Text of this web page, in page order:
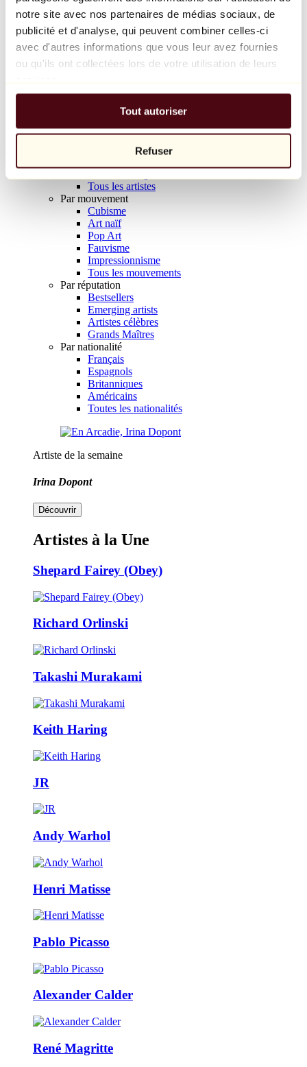
notre site avec nos partenaires de médias sociaux, de
publicité et d'analyse, qui peuvent combiner celles-ci
avec d'autres informations que vous leur avez fournies
ou qu'ils ont collectées lors de votre utilisation de leurs
Tout autoriser
Refuser
Balloon Dog (Orange)
Jeff Koons
10 000 €
Parcourir
Tous les sculpteurs
Tous les photographes
Tous les artistes
Par mouvement
Cubisme
Art naïf
Pop Art
Fauvisme
Impressionnisme
Tous les mouvements
Par réputation
Bestsellers
Emerging artists
Artistes célèbres
Grands Maîtres
Par nationalité
Français
Espagnols
Britanniques
Américains
Toutes les nationalités
Artiste de la semaine
Irina Dopont
Découvrir
Artistes à la Une
Shepard Fairey (Obey)
Richard Orlinski
Takashi Murakami
Keith Haring
JR
Andy Warhol
Henri Matisse
Pablo Picasso
Alexander Calder
René Magritte